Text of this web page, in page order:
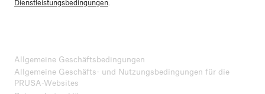
Dienstleistungsbedingungen
Allgemeine Geschäftsbedingungen
Allgemeine Geschäfts- und Nutzungsbedingungen für die
PRUSA-Websites